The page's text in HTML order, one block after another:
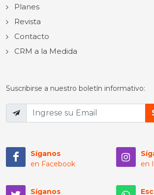
Planes
Revista
Contacto
CRM a la Medida
Suscribirse a nuestro boletín informativo:
Síganos
en Facebook
en
Síganos